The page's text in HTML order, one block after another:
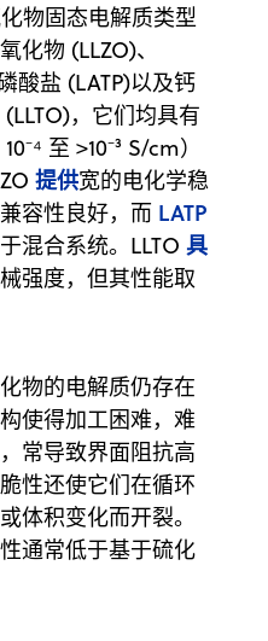
物固态电解质类型
化物 (LLZO)、
酸盐 (LATP)以及钙
，它们均具有
至 >10⁻³ S/cm）
提供宽的电化学稳
容性良好，而 LATP
混合系统。LLTO 具
强度，但其性能取
物的电解质仍存在
使得加工困难，难
常导致界面阻抗高
性还使它们在循环
体积变化而开裂。
通常低于基于硫化